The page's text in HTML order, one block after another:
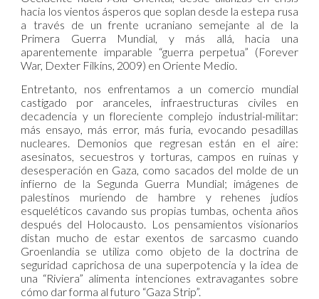
hacia los vientos ásperos que soplan desde la estepa rusa
a través de un frente ucraniano semejante al de la
Primera Guerra Mundial, y más allá, hacia una
aparentemente imparable “guerra perpetua” (Forever
War, Dexter Filkins, 2009) en Oriente Medio.
Entretanto, nos enfrentamos a un comercio mundial
castigado por aranceles, infraestructuras civiles en
decadencia y un floreciente complejo industrial-militar:
más ensayo, más error, más furia, evocando pesadillas
nucleares. Demonios que regresan están en el aire:
asesinatos, secuestros y torturas, campos en ruinas y
desesperación en Gaza, como sacados del molde de un
infierno de la Segunda Guerra Mundial; imágenes de
palestinos muriendo de hambre y rehenes judíos
esqueléticos cavando sus propias tumbas, ochenta años
después del Holocausto. Los pensamientos visionarios
distan mucho de estar exentos de sarcasmo cuando
Groenlandia se utiliza como objeto de la doctrina de
seguridad caprichosa de una superpotencia y la idea de
una “Riviera” alimenta intenciones extravagantes sobre
cómo dar forma al futuro “Gaza Strip”.